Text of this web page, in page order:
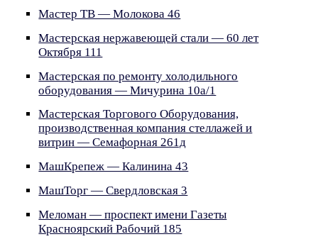
Мастер ТВ — Молокова 46
Мастерская нержавеющей стали — 60 лет
Октября 111
Мастерская по ремонту холодильного
оборудования — Мичурина 10а/1
Мастерская Торгового Оборудования,
производственная компания стеллажей и
витрин — Семафорная 261д
МашКрепеж — Калинина 43
МашТорг — Свердловская 3
Меломан — проспект имени Газеты
Красноярский Рабочий 185